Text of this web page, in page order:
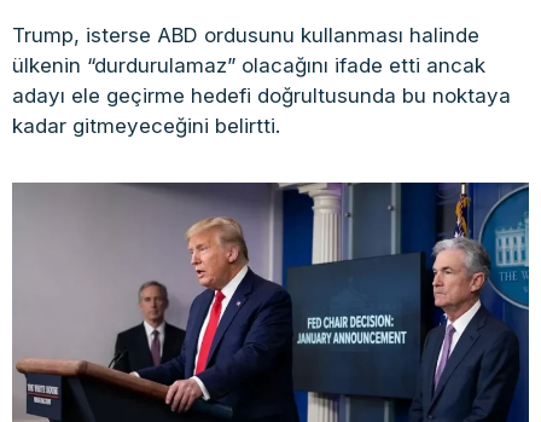
Trump, isterse ABD ordusunu kullanması halinde
ülkenin “durdurulamaz” olacağını ifade etti ancak
adayı ele geçirme hedefi doğrultusunda bu noktaya
kadar gitmeyeceğini belirtti.